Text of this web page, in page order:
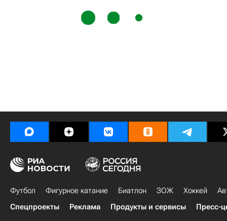
Футбол Фигурное катание Биатлон ЗОЖ Хоккей
Спецпроекты
Реклама Продукты и сервисы Пресс-